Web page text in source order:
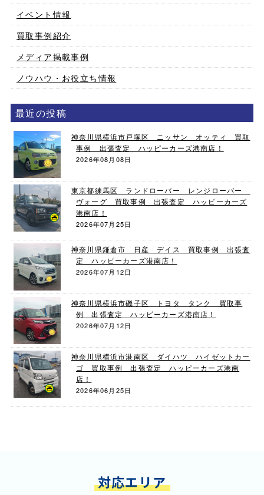
イベント情報
買取事例紹介
メディア掲載事例
ノウハウ・お役立ち情報
最近の投稿
神奈川県横浜市戸塚区 ニッサン オッティ 買取
事例 出張査定 ハッピーカーズ港南店！
2026年08月08日
東京都練馬区 ランドローバー レンジローバー
ヴォーグ 買取事例 出張査定 ハッピーカーズ
港南店！
2026年07月25日
神奈川県鎌倉市 日産 デイス 買取事例 出張査
定 ハッピーカーズ港南店！
2026年07月12日
神奈川県横浜市磯子区 トヨタ タンク 買取事
例 出張査定 ハッピーカーズ港南店！
2026年07月12日
神奈川県横浜市港南区 ダイハツ ハイゼットカー
ゴ 買取事例 出張査定 ハッピーカーズ港南
店！
2026年06月25日
対応エリア